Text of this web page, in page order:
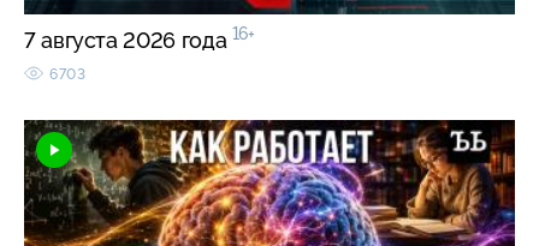
7 августа 2026 года 16+
6703